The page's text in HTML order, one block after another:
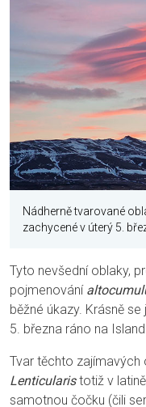
Nádherně tvarované
zachycené v úterý 5.
Tyto nevšední oblaky,
pojmenování
běžné úkazy. Krásně
5. března ráno na
Tvar těchto zajímavých
Lenticularistotiž v
samotnou čočku (čili